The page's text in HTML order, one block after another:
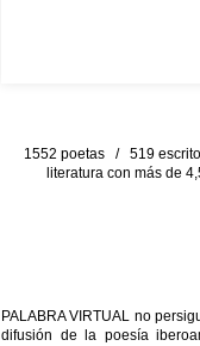
1552 poetas / 519
literatura con más de
PALABRA VIRTUAL no
difusión de la poesía